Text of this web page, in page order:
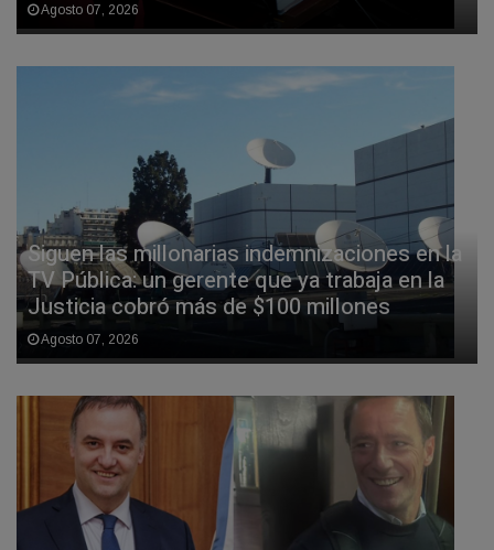
Agosto 07, 2026
Siguen las millonarias indemnizaciones en la
TV Pública: un gerente que ya trabaja en la
Justicia cobró más de $100 millones
Agosto 07, 2026